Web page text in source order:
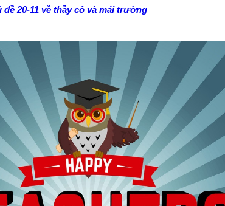
20-11 về thầy cô và mái trường